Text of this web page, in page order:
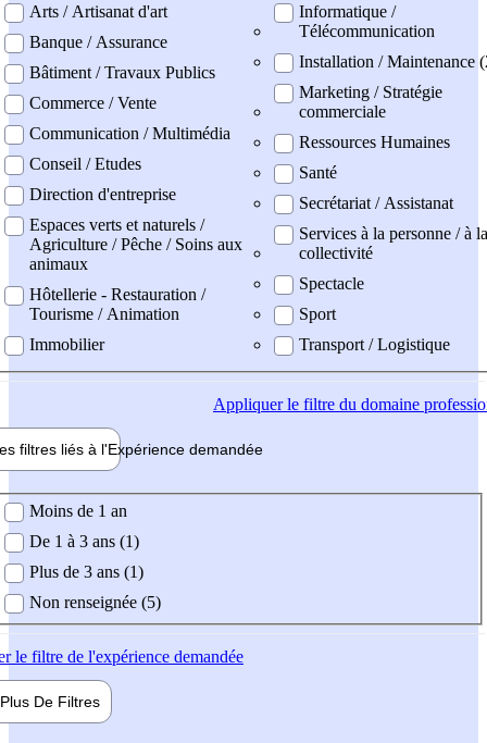
Arts / Artisanat d'art
Banque / Assurance
Bâtiment / Travaux Publics
Commerce / Vente
Communication / Multimédia
Conseil / Etudes
Direction d'entreprise
Espaces verts et naturels /
Agriculture / Pêche / Soins aux
animaux
Hôtellerie - Restauration /
Tourisme / Animation
Immobilier
Informatique /
Télécommunication
Installation / Maintenance
Marketing / Stratégie
commerciale
Ressources Humaines
Santé
Secrétariat / Assistanat
Services à la personne / à la
collectivité
Spectacle
Sport
Transport / Logistique
Appliquerle filtre du domaine
filtres liés à l'Expérience demandée
demandée
Moins de 1 an
De 1 à 3 ans (1)
Plus de 3 ans (1)
Non renseignée (5)
le filtre de l'expérience demandée
Plus De Filtres